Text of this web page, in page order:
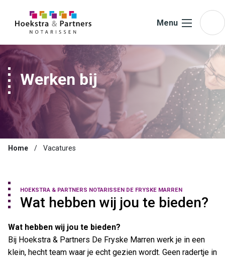
Menu
Werken bij
Home Vacatures
Wat hebben wij jou te bieden?
HOEKSTRA & PARTNERS NOTARISSEN DE FRYSKE MARREN
Wat hebben wij jou te bieden?
Bij Hoekstra & Partners De Fryske Marren werk je in een
klein, hecht team waar je echt gezien wordt. Geen radertje in